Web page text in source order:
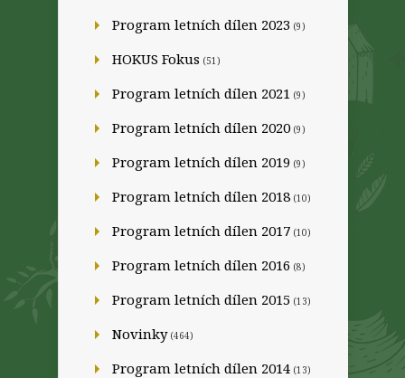
Program letních dílen 2023 (9)
HOKUS Fokus (51)
Program letních dílen 2021 (9)
Program letních dílen 2020 (9)
Program letních dílen 2019 (9)
Program letních dílen 2018 (10)
Program letních dílen 2017 (10)
Program letních dílen 2016 (8)
Program letních dílen 2015 (13)
Novinky(464)
Program letních dílen 2014 (13)